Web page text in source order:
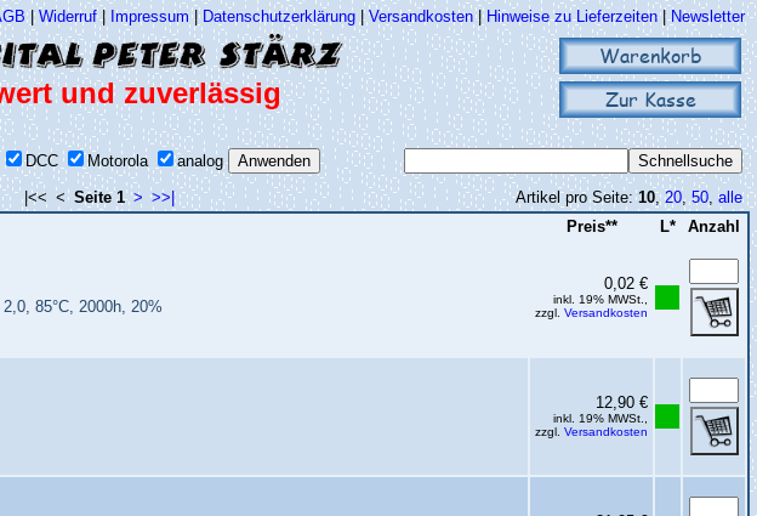
| Widerruf| Impressum | Datenschutzerklärung | Versandkosten| Hinweise zu Lieferzeiten|Newsletter
Warenkorb
Zur Kasse
und zuverlässig
DCC Motorola
analog
|<< < Seite 1 > >>| Artikel pro Seite:10, 20,50, alle
Preis** L* Anzahl
85°C, 2000h, 20%
0,02 €
inkl. 19% MWSt.,
zzgl. Versandkosten
12,90 €
inkl. 19% MWSt.,
zzgl. Versandkosten